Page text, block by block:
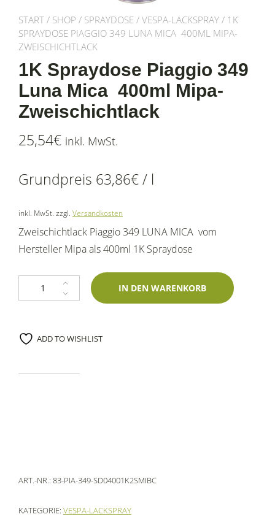
START / SHOP / SPRAYDOSE / VESPA-LACKSPRAY / 1K
SPRAYDOSE PIAGGIO 349 LUNA MICA 400ML MIPA-
ZWEISCHICHTLACK
1K Spraydose Piaggio 349
Luna Mica 400ml Mipa-
Zweischichtlack
25,54€ inkl. MwSt.
Grundpreis 63,86€/ l
inkl. MwSt. zzgl. Versandkosten
Zweischichtlack Piaggio 349 LUNA MICA vom
Hersteller Mipa als 400ml 1K Spraydose
1K Spraydose Piaggio 349 Luna Mica 400ml Mipa-Zweischichtlack
IN DEN WARENKORB
ADD TO WISHLIST
ART.-NR.: 83-PIA-349-SD04001K2SMIBC
KATEGORIE: VESPA-LACKSPRAY